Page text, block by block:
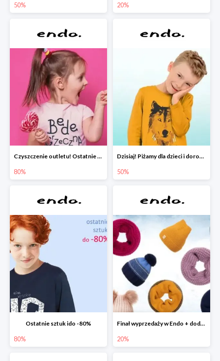
50% 20%
Czyszczenie outletu! Ostatnie sztuki do -80%
80%
Dzisiaj! Piżamy dla dzieci i dorosłych -50%
50%
Ostatnie sztuk ido -80%
80%
Finał wyprzedaży w Endo + dodatkowe 2% rabatu
20%